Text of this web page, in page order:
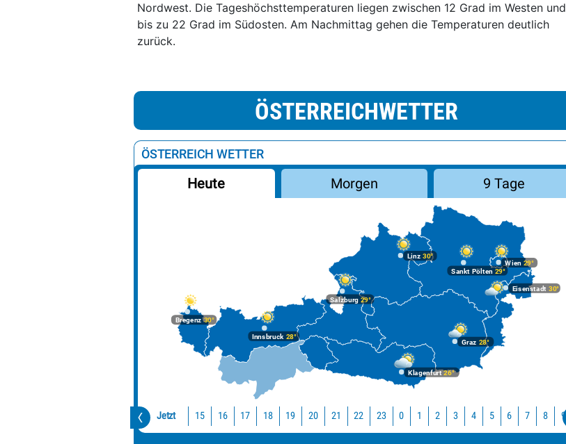
Nordwest. Die Tageshöchsttemperaturen liegen zwischen 12 Grad im Westen und
bis zu 22 Grad im Südosten. Am Nachmittag gehen die Temperaturen deutlich
zurück.
ÖSTERREICHWETTER
ÖSTERREICH WETTER
Heute Morgen 9 Tage
Bregenz30°
Graz 28°
Innsbruck28°
Klagenfurt26°
Linz 30°
Salzburg29°
Wien 29°
Eisenstadt 30°
Sankt Pölten 29°
Jetzt 15 16 17 18 19 20 21 22 23 0 1 2 3 4 5 6 7 8 9